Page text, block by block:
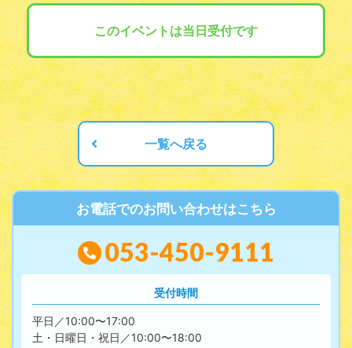
このイベントは当日受付です
一覧へ戻る
お電話でのお問い合わせはこちら
053-450-9111
受付時間
平日／10:00〜17:00
土・日曜日・祝日／10:00〜18:00